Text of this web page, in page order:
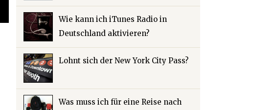
Wie kann ich iTunes Radio in
Deutschland aktivieren?
Lohnt sich der New York City Pass?
Was muss ich für eine Reise nach